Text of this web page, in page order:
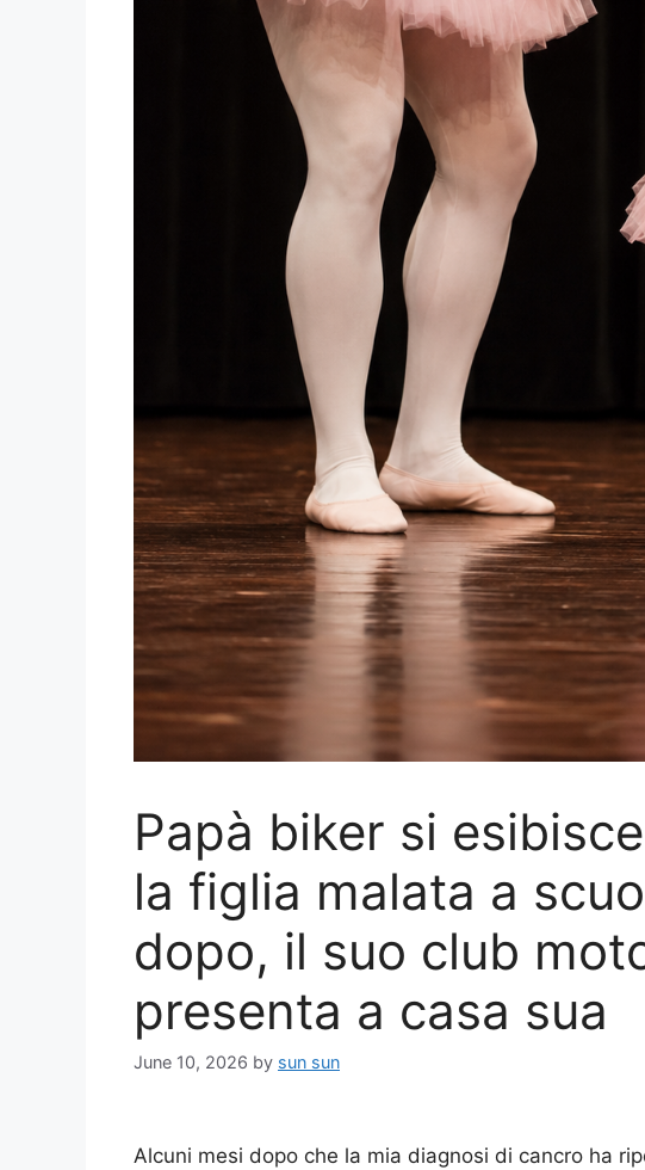
Papà biker si
la figlia malata a
dopo, il suo club
presenta a casa sua
June 10, 2026 by sun sun
Alcuni mesi dopo che la mia diagnosi di cancro ha